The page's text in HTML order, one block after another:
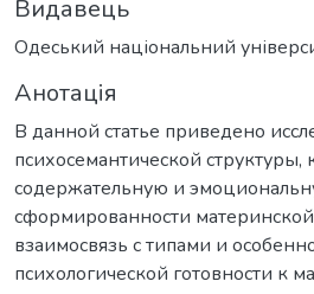
Видавець
Одеський національний
Анотація
В данной статье приведено
психосемантической
содержательную и
сформированности
взаимосвязь с типами и
психологической готовности к